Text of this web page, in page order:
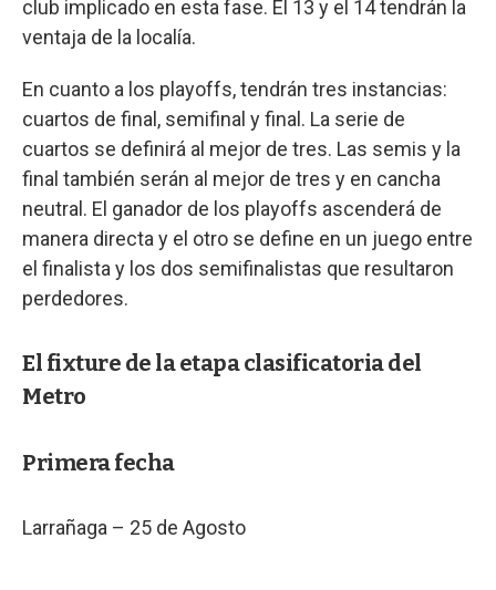
club implicado en esta fase. El 13 y el 14 tendrán la
ventaja de la localía.
En cuanto a los playoffs, tendrán tres instancias:
cuartos de final, semifinal y final. La serie de
cuartos se definirá al mejor de tres. Las semis y la
final también serán al mejor de tres y en cancha
neutral. El ganador de los playoffs ascenderá de
manera directa y el otro se define en un juego entre
el finalista y los dos semifinalistas que resultaron
perdedores.
El fixture de la etapa clasificatoria del
Metro
Primera fecha
Larrañaga – 25 de Agosto